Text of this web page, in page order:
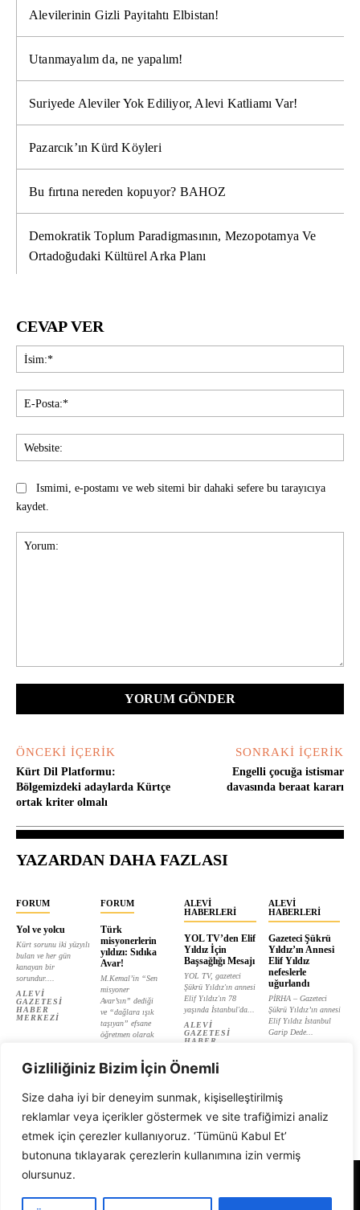
Gizliliğiniz Bizim İçin Önemli
Size daha iyi bir deneyim sunmak, kişiselleştirilmiş
reklamlar veya içerikler göstermek ve site trafiğimizi analiz
etmek için çerezler kullanıyoruz. ‘Tümünü Kabul Et’
butonuna tıklayarak çerezlerin kullanımına izin vermiş
olursunuz.
Alevilerinin Gizli Payitahtı Elbistan!
Utanmayalım da, ne yapalım!
Suriyede Aleviler Yok Ediliyor, Alevi Katliamı Var!
Pazarcık’ın Kürd Köyleri
Bu fırtına nereden kopuyor? BAHOZ
Demokratik Toplum Paradigmasının, Mezopotamya Ve
Ortadoğudaki Kültürel Arka Planı
CEVAP VER
Ismimi, e-postamı ve web sitemi bir dahaki sefere bu tarayıcıya
kaydet.
ÖNCEKI İÇERIK
Kürt Dil Platformu:
Bölgemizdeki adaylarda Kürtçe
ortak kriter olmalı
SONRAKI İÇERIK
Engelli çocuğa istismar
davasında beraat kararı
YAZARDAN DAHA FAZLASI
FORUM
Yol ve yolcu
Kürt sorunu iki yüzyılı
bulan ve her gün
kanayan bir
sorundur....
ALEVI
GAZETESI
HABER
MERKEZI
FORUM
Türk
misyonerlerin
yıldızı: Sıdıka
Avar!
M.Kemal’in “Sen
misyoner
Avar’sın” dediği
ve “dağlara ışık
taşıyan” efsane
öğretmen olarak
ALEVI
GAZETESI
ALEVI
HABERLERI
YOL TV’den Elif
Yıldız İçin
Başsağlığı Mesajı
YOL TV, gazeteci
Şükrü Yıldız'ın annesi
Elif Yıldız'ın 78
yaşında İstanbul'da...
ALEVI
GAZETESI
HABER
ALEVI
HABERLERI
Gazeteci Şükrü
Yıldız’ın Annesi
Elif Yıldız
nefeslerle
uğurlandı
PİRHA – Gazeteci
Şükrü Yıldız’ın annesi
Elif Yıldız İstanbul
Garip Dede...
Alevi Gazetesi